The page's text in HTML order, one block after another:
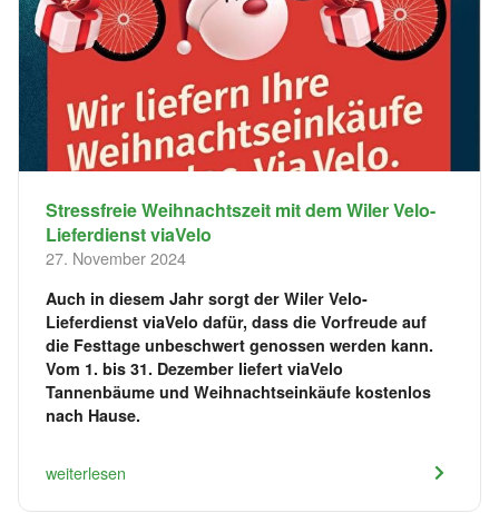
Stressfreie Weihnachtszeit mit dem Wiler Velo-
Lieferdienst viaVelo
27. November 2024
Auch in diesem Jahr sorgt der Wiler Velo-
Lieferdienst viaVelo dafür, dass die Vorfreude auf
die Festtage unbeschwert genossen werden kann.
Vom 1. bis 31. Dezember liefert viaVelo
Tannenbäume und Weihnachtseinkäufe kostenlos
nach Hause.
weiterlesen